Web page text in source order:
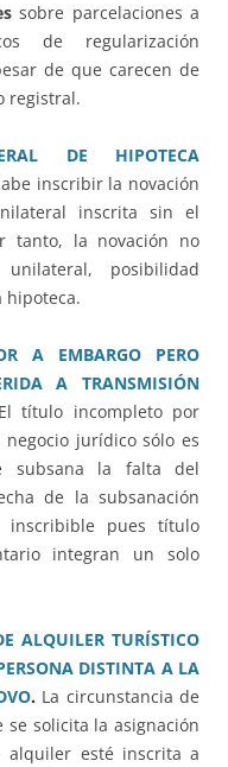
sobre parcelaciones a
de regularización
de que carecen de
registral.
DE HIPOTECA
inscribir la novación
inscrita sin el
tanto, la novación no
posibilidad
hipoteca.
A EMBARGO PERO
A TRANSMISIÓN
El título incompleto por
jurídico sólo es
subsana la falta del
de la subsanación
pues título
integran un solo
ALQUILER TURÍSTICO
DISTINTA A LA
. La circunstancia de
solicita la asignación
esté inscrita a